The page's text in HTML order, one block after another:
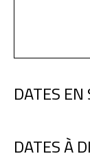
DATES
DATES À